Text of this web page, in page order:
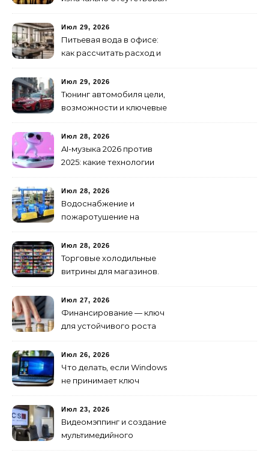
как не утонуть в хаосе
Июл 29, 2026
Питьевая вода в офисе:
как рассчитать расход и
Июл 29, 2026
Тюнинг автомобиля цели,
возможности и ключевые
транспортных средств
Июл 28, 2026
AI-музыка 2026 против
2025: какие технологии
создание клипов
изменилось навсегда
Июл 28, 2026
Водоснабжение и
пожаротушение на
оборудование
предусмотреть заранее
Июл 28, 2026
Торговые холодильные
витрины для магазинов.
Июл 27, 2026
Финансирование — ключ
для устойчивого роста
Июл 26, 2026
Что делать, если Windows
не принимает ключ
Июл 23, 2026
Видеомэппинг и создание
мультимедийного